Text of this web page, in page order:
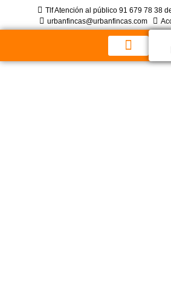
Tlf Atención al público 91 679 78 38
urbanfincas@urbanfincas.com